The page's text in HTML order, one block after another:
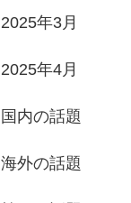
2025年3月
2025年4月
国内の話題
海外の話題